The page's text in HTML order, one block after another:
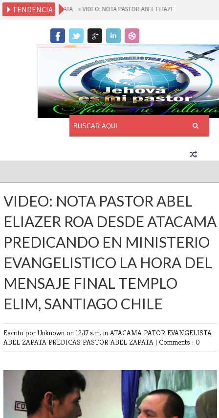
TENDENCIA
ABEL ZAPATA »VIDEO: NOTA PASTOR ABEL ELIAZER ROA DESDE
CORPORACION EVANGELISTICA
INTERNACIONAL
VIDEO: NOTA PASTOR ABEL
ELIAZER ROA DESDE ATACAMA
PREDICANDO EN MINISTERIO
EVANGELISTICO LA HORA DEL
MENSAJE FINAL TEMPLO
ELIM, SANTIAGO CHILE
Escrito por Unknown on 12:17 a.m. in ATACAMA PATOR EVANGELISTA
ABEL ZAPATA PREDICAS PASTOR ABEL ZAPATA | Comments : 0